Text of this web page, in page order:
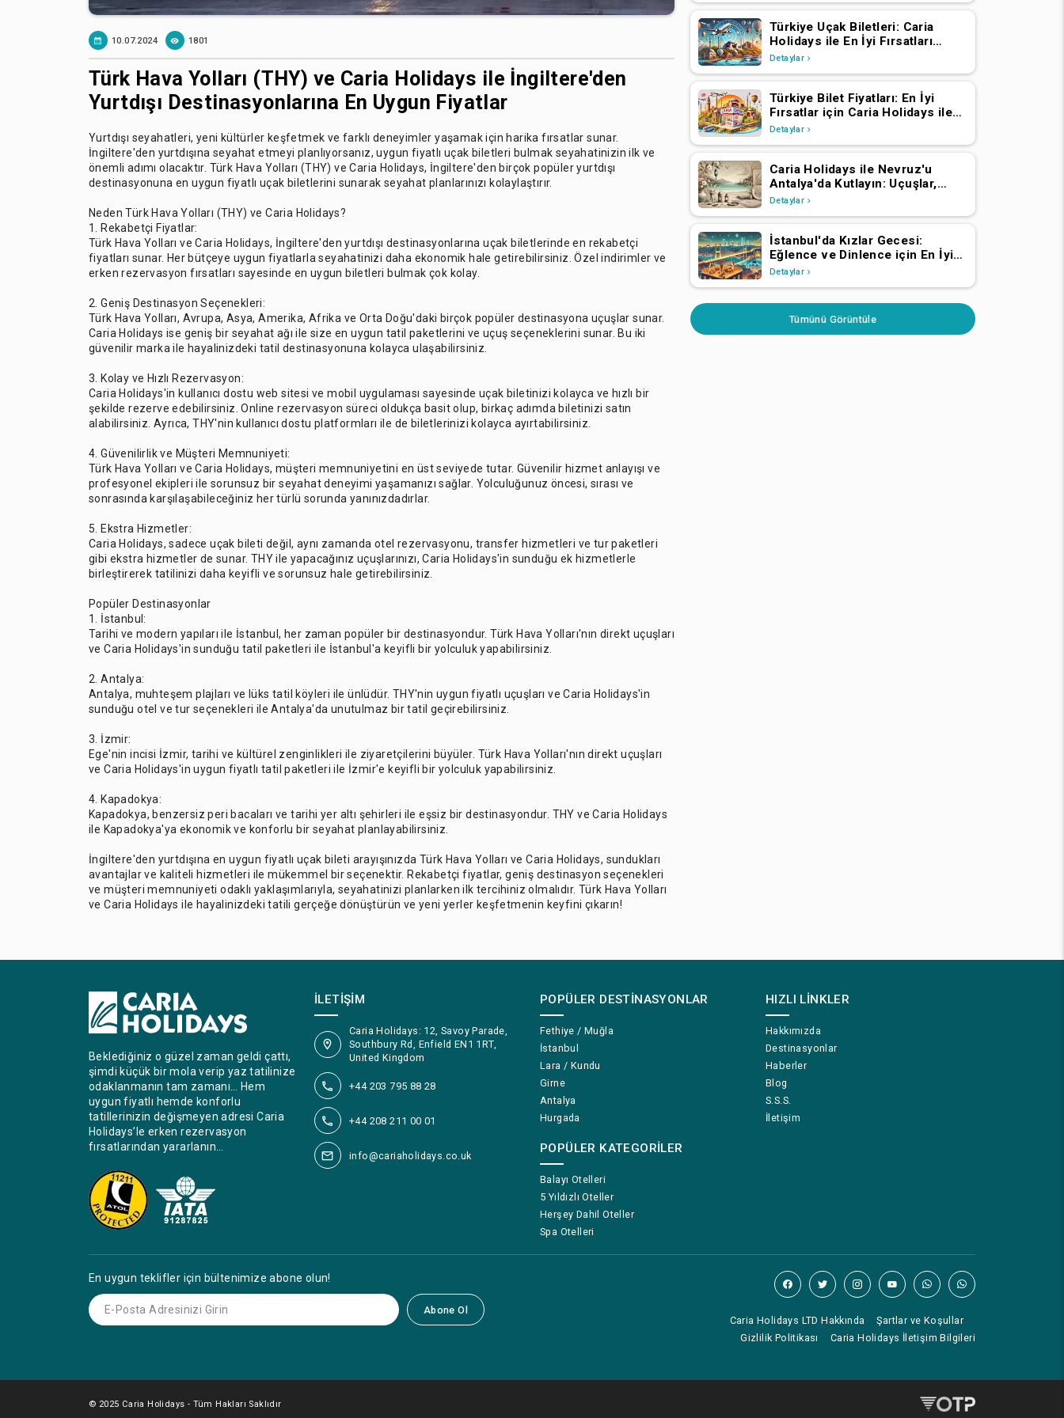
10.07.2024 1801
Türk Hava Yolları (THY) ve Caria Holidays ile İngiltere'den
Yurtdışı Destinasyonlarına En Uygun Fiyatlar
Yurtdışı seyahatleri, yeni kültürler keşfetmek ve farklı deneyimler yaşamak için harika fırsatlar sunar.
İngiltere'den yurtdışına seyahat etmeyi planlıyorsanız, uygun fiyatlı uçak biletleri bulmak seyahatinizin ilk ve
önemli adımı olacaktır. Türk Hava Yolları (THY) ve Caria Holidays, İngiltere'den birçok popüler yurtdışı
destinasyonuna en uygun fiyatlı uçak biletlerini sunarak seyahat planlarınızı kolaylaştırır.
Neden Türk Hava Yolları (THY) ve Caria Holidays?
1. Rekabetçi Fiyatlar:
Türk Hava Yolları ve Caria Holidays, İngiltere'den yurtdışı destinasyonlarına uçak biletlerinde en rekabetçi
fiyatları sunar. Her bütçeye uygun fiyatlarla seyahatinizi daha ekonomik hale getirebilirsiniz. Özel indirimler ve
erken rezervasyon fırsatları sayesinde en uygun biletleri bulmak çok kolay.
2. Geniş Destinasyon Seçenekleri:
Türk Hava Yolları, Avrupa, Asya, Amerika, Afrika ve Orta Doğu'daki birçok popüler destinasyona uçuşlar sunar.
Caria Holidays ise geniş bir seyahat ağı ile size en uygun tatil paketlerini ve uçuş seçeneklerini sunar. Bu iki
güvenilir marka ile hayalinizdeki tatil destinasyonuna kolayca ulaşabilirsiniz.
3. Kolay ve Hızlı Rezervasyon:
Caria Holidays'in kullanıcı dostu web sitesi ve mobil uygulaması sayesinde uçak biletinizi kolayca ve hızlı bir
şekilde rezerve edebilirsiniz. Online rezervasyon süreci oldukça basit olup, birkaç adımda biletinizi satın
alabilirsiniz. Ayrıca, THY'nin kullanıcı dostu platformları ile de biletlerinizi kolayca ayırtabilirsiniz.
4. Güvenilirlik ve Müşteri Memnuniyeti:
Türk Hava Yolları ve Caria Holidays, müşteri memnuniyetini en üst seviyede tutar. Güvenilir hizmet anlayışı ve
profesyonel ekipleri ile sorunsuz bir seyahat deneyimi yaşamanızı sağlar. Yolculuğunuz öncesi, sırası ve
sonrasında karşılaşabileceğiniz her türlü sorunda yanınızdadırlar.
5. Ekstra Hizmetler:
Caria Holidays, sadece uçak bileti değil, aynı zamanda otel rezervasyonu, transfer hizmetleri ve tur paketleri
gibi ekstra hizmetler de sunar. THY ile yapacağınız uçuşlarınızı, Caria Holidays'in sunduğu ek hizmetlerle
birleştirerek tatilinizi daha keyifli ve sorunsuz hale getirebilirsiniz.
Popüler Destinasyonlar
1. İstanbul:
Tarihi ve modern yapıları ile İstanbul, her zaman popüler bir destinasyondur. Türk Hava Yolları'nın direkt uçuşları
ve Caria Holidays'in sunduğu tatil paketleri ile İstanbul'a keyifli bir yolculuk yapabilirsiniz.
2. Antalya:
Antalya, muhteşem plajları ve lüks tatil köyleri ile ünlüdür. THY'nin uygun fiyatlı uçuşları ve Caria Holidays'in
sunduğu otel ve tur seçenekleri ile Antalya'da unutulmaz bir tatil geçirebilirsiniz.
3. İzmir:
Ege'nin incisi İzmir, tarihi ve kültürel zenginlikleri ile ziyaretçilerini büyüler. Türk Hava Yolları'nın direkt uçuşları
ve Caria Holidays'in uygun fiyatlı tatil paketleri ile İzmir'e keyifli bir yolculuk yapabilirsiniz.
4. Kapadokya:
Kapadokya, benzersiz peri bacaları ve tarihi yer altı şehirleri ile eşsiz bir destinasyondur. THY ve Caria Holidays
ile Kapadokya'ya ekonomik ve konforlu bir seyahat planlayabilirsiniz.
İngiltere'den yurtdışına en uygun fiyatlı uçak bileti arayışınızda Türk Hava Yolları ve Caria Holidays, sundukları
avantajlar ve kaliteli hizmetleri ile mükemmel bir seçenektir. Rekabetçi fiyatlar, geniş destinasyon seçenekleri
ve müşteri memnuniyeti odaklı yaklaşımlarıyla, seyahatinizi planlarken ilk tercihiniz olmalıdır. Türk Hava Yolları
ve Caria Holidays ile hayalinizdeki tatili gerçeğe dönüştürün ve yeni yerler keşfetmenin keyfini çıkarın!
Türkiye Uçak Biletleri: Caria
Holidays ile En İyi Fırsatları
Bulun
Detaylar
Türkiye Bilet Fiyatları: En İyi
Fırsatlar için Caria Holidays ile
Uçun
Detaylar
Caria Holidays ile Nevruz'u
Antalya'da Kutlayın: Uçuşlar,
Transferler, Lüks Oteller ve
Detaylar
İstanbul'da Kızlar Gecesi:
Eğlence ve Dinlence için En İyi
Mekanlar
Detaylar
Tümünü Görüntüle
Beklediğiniz o güzel zaman geldi çattı,
şimdi küçük bir mola verip yaz tatilinize
odaklanmanın tam zamanı… Hem
uygun fiyatlı hemde konforlu
tatillerinizin değişmeyen adresi Caria
Holidays’le erken rezervasyon
fırsatlarından yararlanın…
İLETIŞIM
Caria Holidays: 12, Savoy Parade,
Southbury Rd, Enfield EN1 1RT,
United Kingdom
+44 203 795 88 28
+44 208 211 00 01
info@cariaholidays.co.uk
POPÜLER DESTINASYONLAR
Fethiye / Muğla
İstanbul
Lara / Kundu
Girne
Antalya
Hurgada
POPÜLER KATEGORILER
Balayı Otelleri
5 Yıldızlı Oteller
Herşey Dahil Oteller
Spa Otelleri
HIZLI LINKLER
Hakkımızda
Destinasyonlar
Haberler
Blog
S.S.S.
İletişim
En uygun teklifler için bültenimize abone olun!
Abone Ol
Caria Holidays LTD Hakkında
Şartlar ve Koşullar
Gizlilik Politikası
Caria Holidays İletişim Bilgileri
© 2025 Caria Holidays - Tüm Hakları Saklıdır